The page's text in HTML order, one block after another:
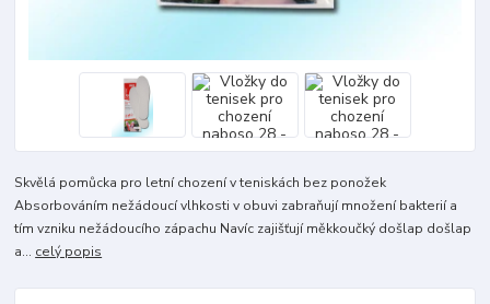
Skvělá pomůcka pro letní chození v teniskách bez ponožek
Absorbováním nežádoucí vlhkosti v obuvi zabraňují množení bakterií a
tím vzniku nežádoucího zápachu Navíc zajišťují měkkoučký došlap došlap
a... celý popis